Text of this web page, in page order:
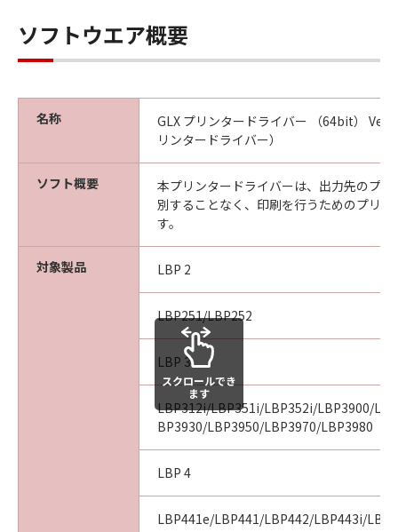
本条項中で使用される"the SOFTWARE"とは、
本契約書中で定義される「本ソフトウェア」を
意味し、指し示すものとします。
本契約書のいずれかの条項またはその一部が法
律により無効であると決定された場合でも、そ
の他の条項は完全に有効に存続するものとしま
キヤノン株式会社
ソフトウエア概要
名称
GLX プリンタードライバー （64bit）
リンタードライバー）
ソフト概要
本プリンタードライバーは、出力先のプ
別することなく、印刷を行うためのプリ
す。
対象製品 LBP 2
LBP251/LBP252
LBP 3
LBP312i/LBP351i/LBP352i/LBP3900/
BP3930/LBP3950/LBP3970/LBP3980
LBP 4
LBP441e/LBP441/LBP442/LBP443i/
スクロールでき
ます